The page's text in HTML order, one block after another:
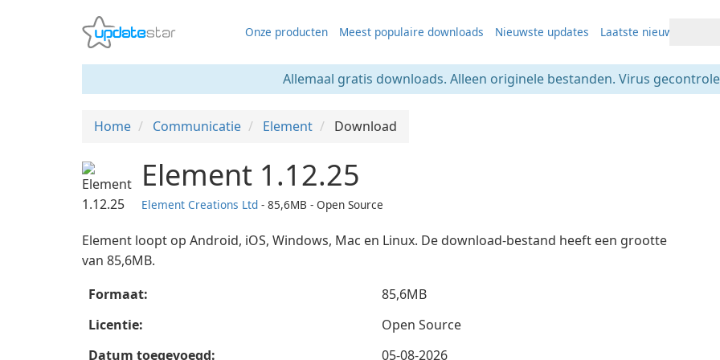
Onze producten Meest populaire downloads Nieuwste updates Laatste nieuws
Allemaal gratis downloads. Alleen originele bestanden. Virus
Home Communicatie Element Download
Element 1.12.25
Element Creations Ltd - 85,6MB - Open Source
Element loopt op Android, iOS, Windows, Mac en Linux. De download-bestand heeft een grootte
van 85,6MB.
Formaat:
85,6MB
Licentie:
Open Source
Datum toegevoegd:
05-08-2026